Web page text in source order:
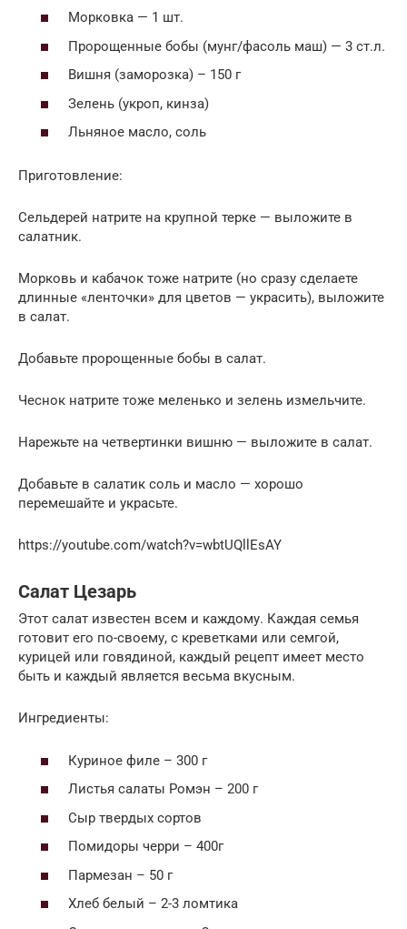
Морковка — 1 шт.
Пророщенные бобы (мунг/фасоль маш) — 3 ст.л.
Вишня (заморозка) – 150 г
Зелень (укроп, кинза)
Льняное масло, соль
Приготовление:
Сельдерей натрите на крупной терке — выложите в
салатник.
Морковь и кабачок тоже натрите (но сразу сделаете
длинные «ленточки» для цветов — украсить), выложите
в салат.
Добавьте пророщенные бобы в салат.
Чеснок натрите тоже меленько и зелень измельчите.
Нарежьте на четвертинки вишню — выложите в салат.
Добавьте в салатик соль и масло — хорошо
перемешайте и украсьте.
https://youtube.com/watch?v=wbtUQllEsAY
Салат Цезарь
Этот салат известен всем и каждому. Каждая семья
готовит его по-своему, с креветками или семгой,
курицей или говядиной, каждый рецепт имеет место
быть и каждый является весьма вкусным.
Ингредиенты:
Куриное филе – 300 г
Листья салаты Ромэн – 200 г
Сыр твердых сортов
Помидоры черри – 400г
Пармезан – 50 г
Хлеб белый – 2-3 ломтика